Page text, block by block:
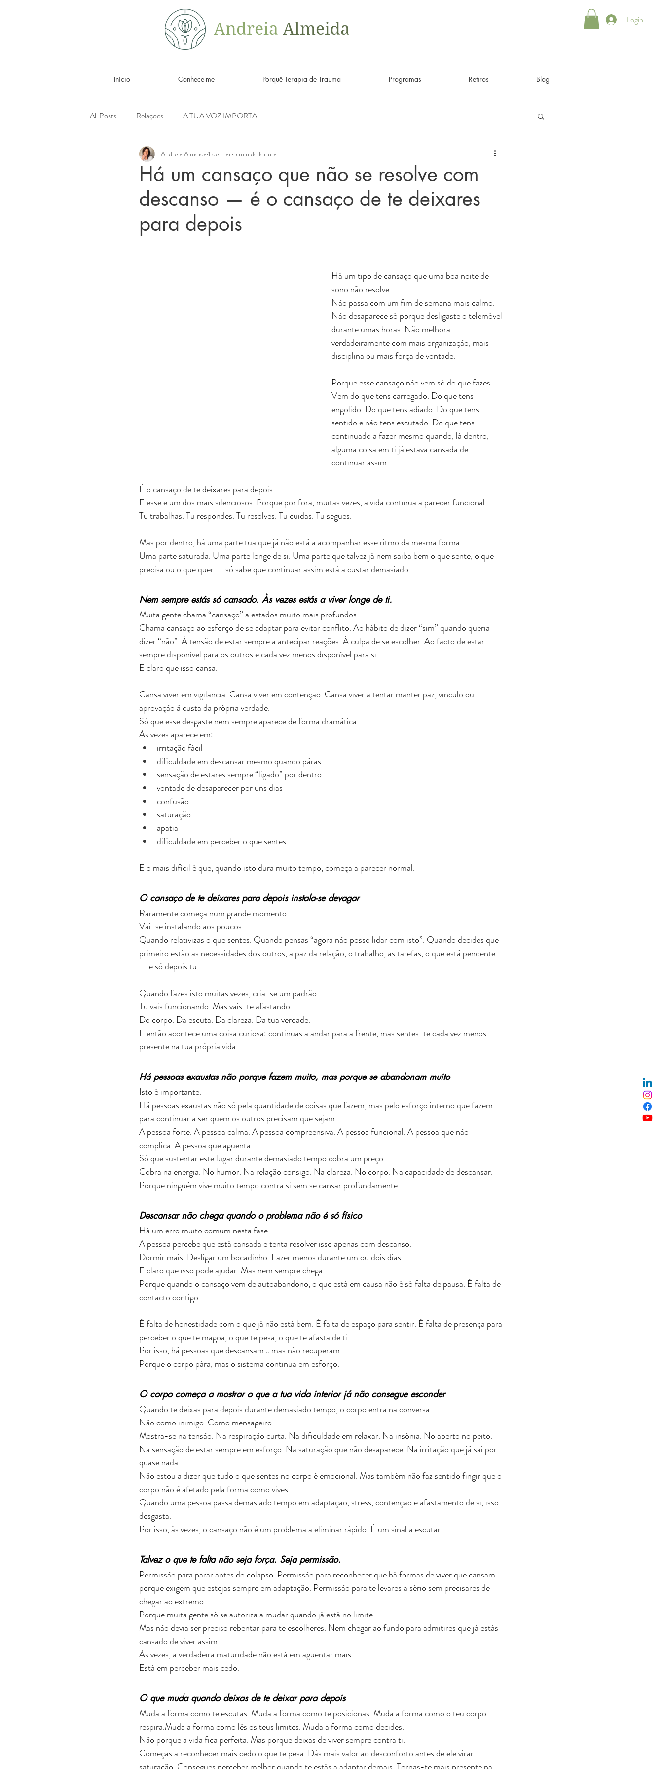
Login
Andreia Almeida
Início Conhece-me Porquê Terapia de Trauma Programas Retiros Blog
All Posts Relaçoes A TUA VOZ IMPORTA
Há um cansaço que não se resolve com
descanso — é o cansaço de te deixares
para depois
Andreia Almeida 1 de mai. 5 min de leitura
Há um tipo de cansaço que uma boa noite de
sono não resolve.
Não passa com um fim de semana mais calmo.
Não desaparece só porque desligaste o telemóvel
durante umas horas. Não melhora
verdadeiramente com mais organização, mais
disciplina ou mais força de vontade.
Porque esse cansaço não vem só do que fazes.
Vem do que tens carregado. Do que tens
engolido. Do que tens adiado. Do que tens
sentido e não tens escutado. Do que tens
continuado a fazer mesmo quando, lá dentro,
alguma coisa em ti já estava cansada de
continuar assim.
É o cansaço de te deixares para depois.
E esse é um dos mais silenciosos. Porque por fora, muitas vezes, a vida continua a parecer funcional.
Tu trabalhas. Tu respondes. Tu resolves. Tu cuidas. Tu segues.
Mas por dentro, há uma parte tua que já não está a acompanhar esse ritmo da mesma forma.
Uma parte saturada. Uma parte longe de si. Uma parte que talvez já nem saiba bem o que sente, o que
precisa ou o que quer — só sabe que continuar assim está a custar demasiado.
Nem sempre estás só cansado. Às vezes estás a viver longe de ti.
Muita gente chama “cansaço” a estados muito mais profundos.
Chama cansaço ao esforço de se adaptar para evitar conflito. Ao hábito de dizer “sim” quando queria
dizer “não”. À tensão de estar sempre a antecipar reações. À culpa de se escolher. Ao facto de estar
sempre disponível para os outros e cada vez menos disponível para si.
E claro que isso cansa.
Cansa viver em vigilância. Cansa viver em contenção. Cansa viver a tentar manter paz, vínculo ou
aprovação à custa da própria verdade.
Só que esse desgaste nem sempre aparece de forma dramática.
Às vezes aparece em:
irritação fácil
dificuldade em descansar mesmo quando páras
sensação de estares sempre “ligado” por dentro
vontade de desaparecer por uns dias
confusão
saturação
apatia
dificuldade em perceber o que sentes
E o mais difícil é que, quando isto dura muito tempo, começa a parecer normal.
O cansaço de te deixares para depois instala-se devagar
Raramente começa num grande momento.
Vai-se instalando aos poucos.
Quando relativizas o que sentes. Quando pensas “agora não posso lidar com isto”. Quando decides que
primeiro estão as necessidades dos outros, a paz da relação, o trabalho, as tarefas, o que está pendente
— e só depois tu.
Quando fazes isto muitas vezes, cria-se um padrão.
Tu vais funcionando. Mas vais-te afastando.
Do corpo. Da escuta. Da clareza. Da tua verdade.
E então acontece uma coisa curiosa: continuas a andar para a frente, mas sentes-te cada vez menos
presente na tua própria vida.
Há pessoas exaustas não porque fazem muito, mas porque se abandonam muito
Isto é importante.
Há pessoas exaustas não só pela quantidade de coisas que fazem, mas pelo esforço interno que fazem
para continuar a ser quem os outros precisam que sejam.
A pessoa forte. A pessoa calma. A pessoa compreensiva. A pessoa funcional. A pessoa que não
complica. A pessoa que aguenta.
Só que sustentar este lugar durante demasiado tempo cobra um preço.
Cobra na energia. No humor. Na relação consigo. Na clareza. No corpo. Na capacidade de descansar.
Porque ninguém vive muito tempo contra si sem se cansar profundamente.
Descansar não chega quando o problema não é só físico
Há um erro muito comum nesta fase.
A pessoa percebe que está cansada e tenta resolver isso apenas com descanso.
Dormir mais. Desligar um bocadinho. Fazer menos durante um ou dois dias.
E claro que isso pode ajudar. Mas nem sempre chega.
Porque quando o cansaço vem de autoabandono, o que está em causa não é só falta de pausa. É falta de
contacto contigo.
É falta de honestidade com o que já não está bem. É falta de espaço para sentir. É falta de presença para
perceber o que te magoa, o que te pesa, o que te afasta de ti.
Por isso, há pessoas que descansam… mas não recuperam.
Porque o corpo pára, mas o sistema continua em esforço.
O corpo começa a mostrar o que a tua vida interior já não consegue esconder
Quando te deixas para depois durante demasiado tempo, o corpo entra na conversa.
Não como inimigo. Como mensageiro.
Mostra-se na tensão. Na respiração curta. Na dificuldade em relaxar. Na insónia. No aperto no peito.
Na sensação de estar sempre em esforço. Na saturação que não desaparece. Na irritação que já sai por
quase nada.
Não estou a dizer que tudo o que sentes no corpo é emocional. Mas também não faz sentido fingir que o
corpo não é afetado pela forma como vives.
Quando uma pessoa passa demasiado tempo em adaptação, stress, contenção e afastamento de si, isso
desgasta.
Por isso, às vezes, o cansaço não é um problema a eliminar rápido. É um sinal a escutar.
Talvez o que te falta não seja força. Seja permissão.
Permissão para parar antes do colapso. Permissão para reconhecer que há formas de viver que cansam
porque exigem que estejas sempre em adaptação. Permissão para te levares a sério sem precisares de
chegar ao extremo.
Porque muita gente só se autoriza a mudar quando já está no limite.
Mas não devia ser preciso rebentar para te escolheres. Nem chegar ao fundo para admitires que já estás
cansado de viver assim.
Às vezes, a verdadeira maturidade não está em aguentar mais.
Está em perceber mais cedo.
O que muda quando deixas de te deixar para depois
Muda a forma como te escutas. Muda a forma como te posicionas. Muda a forma como o teu corpo
respira.Muda a forma como lês os teus limites. Muda a forma como decides.
Não porque a vida fica perfeita. Mas porque deixas de viver sempre contra ti.
Começas a reconhecer mais cedo o que te pesa. Dás mais valor ao desconforto antes de ele virar